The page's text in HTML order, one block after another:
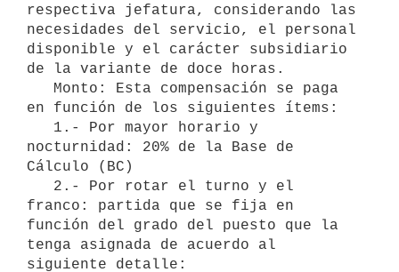
respectiva jefatura, considerando las
necesidades del servicio, el personal
disponible y el carácter subsidiario
de la variante de doce horas.
en función de los siguientes ítems:
nocturnidad: 20% de la Base de
Cálculo (BC)
franco: partida que se fija en
función del grado del puesto que la
tenga asignada de acuerdo al
siguiente detalle: